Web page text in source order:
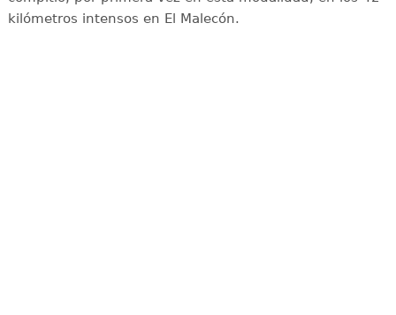
kilómetros intensos en El Malecón.